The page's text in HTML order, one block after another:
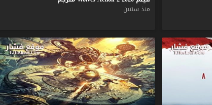
منذ سنتين